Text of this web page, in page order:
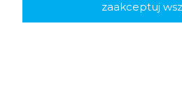
czy środek jest do mycia
zaakceptuj